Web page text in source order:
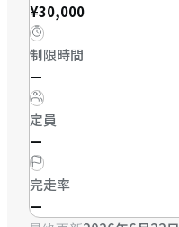
¥30,000
制限時間
—
定員
—
完走率
—